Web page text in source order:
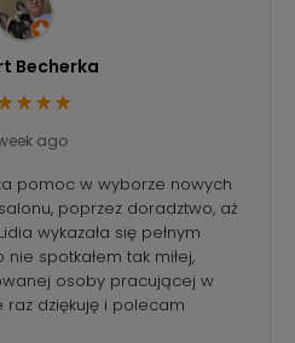
Becherka
ago
pomoc w wyborze nowych
poprzez doradztwo, aż
wykazała się pełnym
spotkałem tak miłej,
osoby pracującej w
raz dziękuję i polecam